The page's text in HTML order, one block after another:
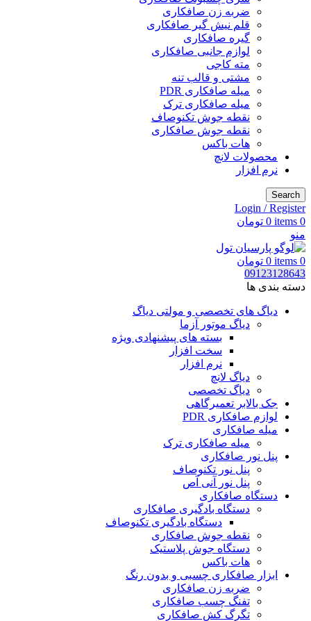
ضربه زن صافکاری
قلم نیش گیر صافکاری
گیره صافکاری
لوازم جانبی صافکاری
مته کاجی
مشتی و قالب تنه
میله صافکاری PDR
میله صافکاری ترک
نقطه جوش تکنوصاف
نقطه جوش صافکاری
هات باکس
محصولات لانچ
نرم افزار
Search
Login / Register
0
items
0 تومان
منو
0
items
0 تومان
09123128643
دسته بندی ها
دیاگ های تخصصی و مولتی دیاگ
دیاگ موتور آزما
بسته های پیشنهادی ویژه
سخت افزار
نرم افزار
دیاگ لانچ
دیاگ تخصصی
جک بالابر تعمیرگاهی
لوازم صافکاری PDR
میله صافکاری
میله صافکاری ترک
پنل نور صافکاری
پنل نور تکنوصاف
پنل نور آنی آص
دستگاه صافکاری
دستگاه بادگیری صافکاری
دستگاه بادگیری تکنوصاف
نقطه جوش صافکاری
دستگاه جوش پلاستیک
هات باکس
ابزار صافکاری چسبی و بدون رنگ
ضربه زن صافکاری
تفنگ چسب صافکاری
تگرگ کش صافکاری